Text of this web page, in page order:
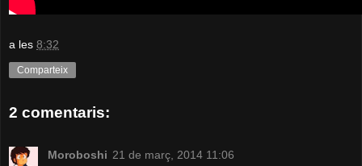
a les 8:32
Comparteix
2 comentaris:
Moroboshi 21 de març, 2014 11:06